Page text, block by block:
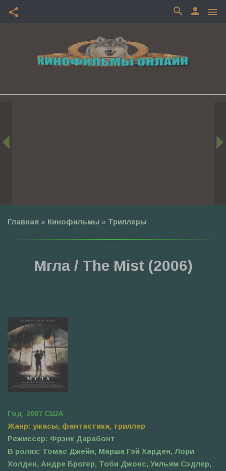
share menu
person
search
Главная » Кинофильмы » Триллеры
Мгла / The Mist (2006)
Год 2007 США
Жанр: ужасы, фантастика, триллер
Режиссер: Фрэнк Дарабонт
В ролях: Томас Джейн, Марша Гэй Харден, Лори
Холден, Андре Брогер, Тоби Джонс, Уильям Сэдлер,